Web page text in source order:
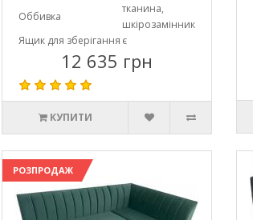
Оббивка
тканина,
шкірозамінник
Ящик для зберігання є
12 635 грн
КУПИТИ
РОЗПРОДАЖ